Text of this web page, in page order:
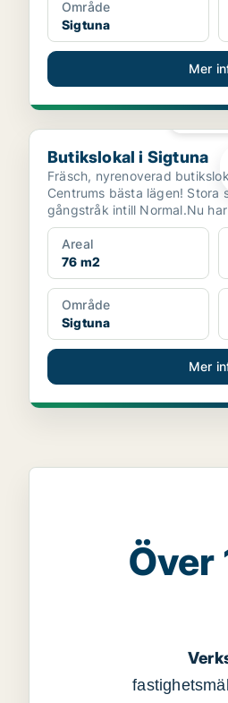
Område
Sigtuna
Mer
Butikslokal i Sigtuna
Butikslokal i Sigtuna
Fräsch, nyrenoverad
Centrums bästa lägen!
gångstråk intill Normal.Nu
Areal
76 m2
Område
Sigtuna
Mer
Över